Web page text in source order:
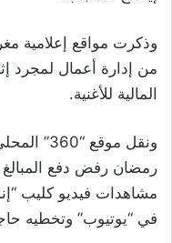
وذكرت مواقع إعلامية
من إدارة أعمال لمجرد
المالية للأغنية.
ونقل
رمضان رفض دفع المبالغ
مشاهدات فيديو كليب
في “يوتيوب” وتخطيه حاجز الـ180